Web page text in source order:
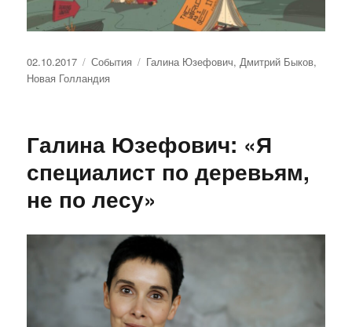
Опубликовано
02.10.2017 Рубрики
События Метки
Галина Юзефович, Дмитрий Быков,
Новая Голландия
Галина Юзефович: «Я
специалист по деревьям,
не по лесу»